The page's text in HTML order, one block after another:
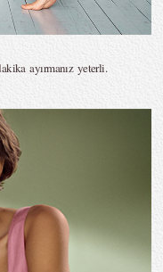
ayırmanız yeterli.